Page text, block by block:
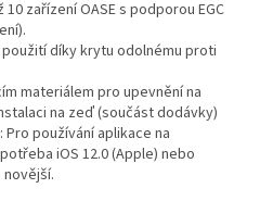
zařízení OASE s podporou EGC
díky krytu odolnému proti
materiálem pro upevnění na
na zeď (součást dodávky)
používání aplikace na
iOS 12.0 (Apple) nebo